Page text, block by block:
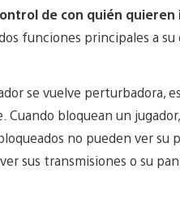
de con quién
funciones principales a su
se vuelve perturbadora,
bloquean un
no pueden ver
sus transmisiones o su